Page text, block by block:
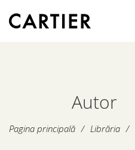
Autor
Pagina principală / Librăria /